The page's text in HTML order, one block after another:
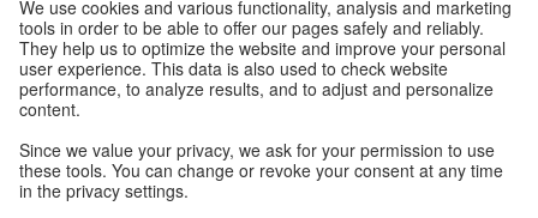
បណ្តាញសម្រាប់គ្រូបង្រៀន "Deutschstunde"
ភាពឯកជន និងការចូលដំណើរការដោយគ្មានឧបសគ្គ
ការកំណត់ភាពឯកជន